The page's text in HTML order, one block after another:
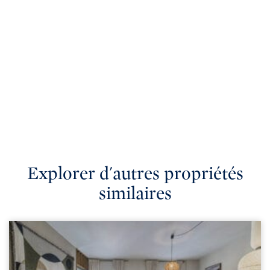
Explorer d'autres propriétés
similaires